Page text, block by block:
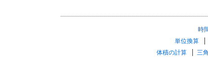
時
単位換算
体積の計算
三